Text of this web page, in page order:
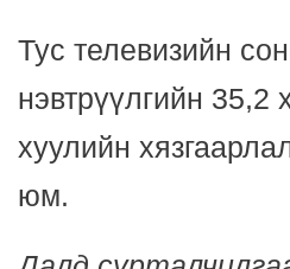
Тус телевизийн
нэвтрүүлгийн 35,2
хуулийн
юм.